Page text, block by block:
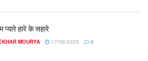
प्यारे हारे के सहारे
MOURYA 17/06/2025 0